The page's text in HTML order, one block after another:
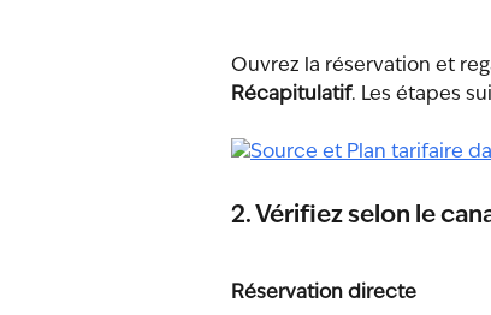
Ouvrez la réservation et
Récapitulatif. Les étapes
2. Vérifiez selon le
Réservation directe